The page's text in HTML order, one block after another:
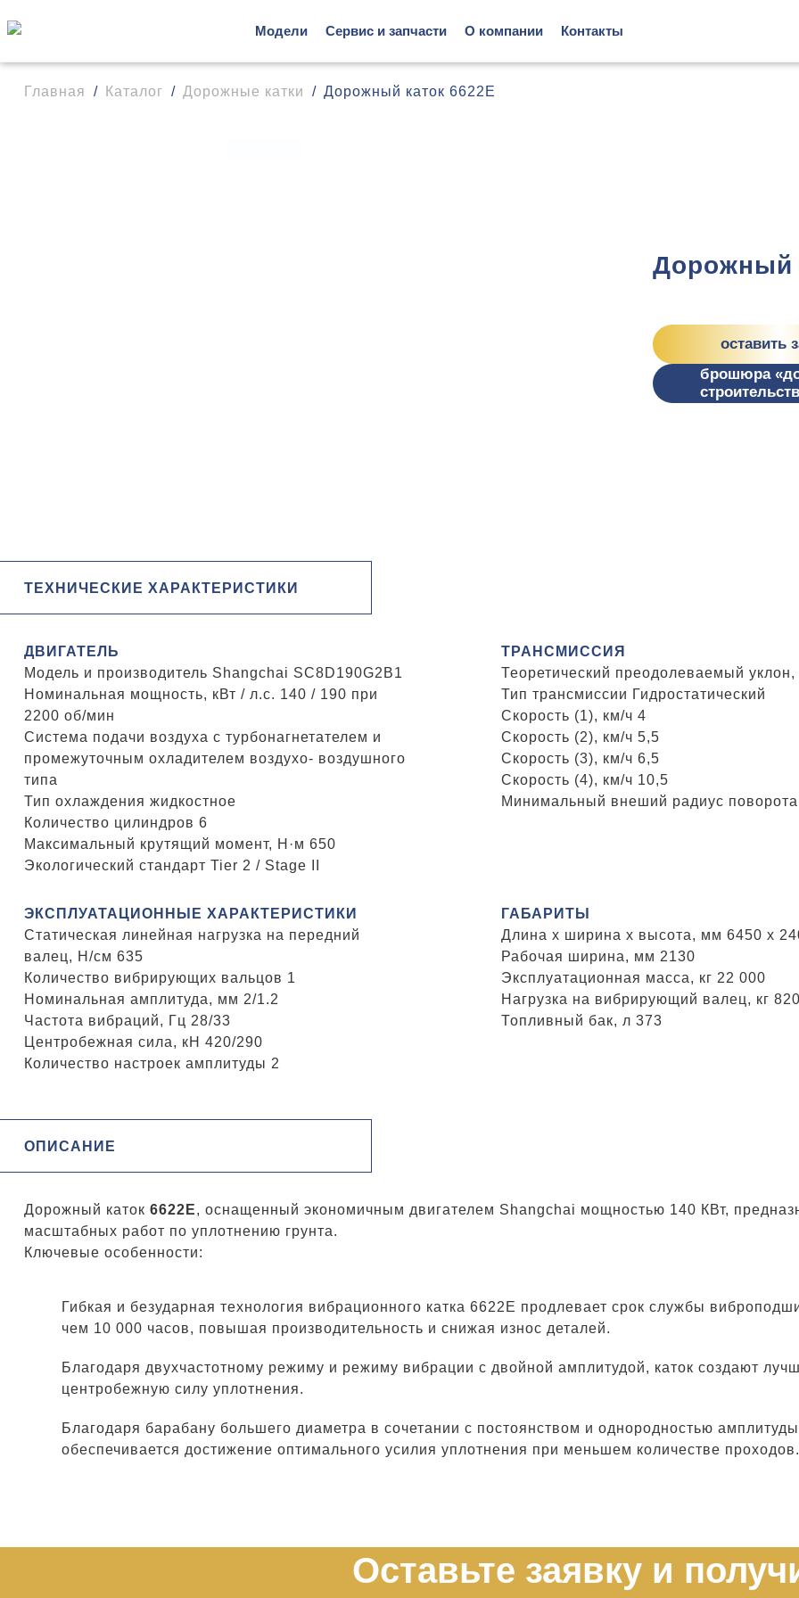
Модели Сервис и запчасти О компании Контакты
Главная Каталог Дорожные катки Дорожный каток 6622E
Дорожный
оставить
брошюра
ТЕХНИЧЕСКИЕ ХАРАКТЕРИСТИКИ
ДВИГАТЕЛЬ
Модель и производитель Shangchai SC8D190G2B1
Номинальная мощность, кВт / л.с. 140 / 190 при
2200 об/мин
Система подачи воздуха с турбонагнетателем и
промежуточным охладителем воздухо- воздушного
типа
Тип охлаждения жидкостное
Количество цилиндров 6
Максимальный крутящий момент, Н·м 650
Экологический стандарт Tier 2 / Stage II
ТРАНСМИССИЯ
Теоретический преодолеваемый уклон,
Тип трансмиссии Гидростатический
Скорость (1), км/ч 4
Скорость (2), км/ч 5,5
Скорость (3), км/ч 6,5
Скорость (4), км/ч 10,5
Минимальный внеший радиус
ЭКСПЛУАТАЦИОННЫЕ ХАРАКТЕРИСТИКИ
Статическая линейная нагрузка на передний
валец, H/см 635
Количество вибрирующих вальцов 1
Номинальная амплитуда, мм 2/1.2
Частота вибраций, Гц 28/33
Центробежная сила, кН 420/290
Количество настроек амплитуды 2
ГАБАРИТЫ
Длина x ширина x высота, мм 6450 x
Рабочая ширина, мм 2130
Эксплуатационная масса, кг 22 000
Нагрузка на вибрирующий валец, кг
Топливный бак, л 373
ОПИСАНИЕ
Дорожный каток 6622E, оснащенный экономичным двигателем Shangchai мощностью 140 КВт,
масштабных работ по уплотнению грунта.
Ключевые особенности:
Гибкая и безударная технология вибрационного катка 6622E продлевает срок службы
чем 10 000 часов, повышая производительность и снижая износ деталей.
Благодаря двухчастотному режиму и режиму вибрации с двойной амплитудой, каток создают
центробежную силу уплотнения.
Благодаря барабану большего диаметра в сочетании с постоянством и однородностью амплитуды
обеспечивается достижение оптимального усилия уплотнения при меньшем количестве проходов.
Оставьте заявку и